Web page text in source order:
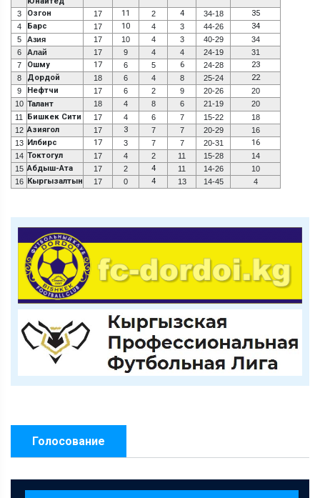
3 Озгон 17 11 2 4 34-18 35
4 Барс 17 10 4 3 44-26 34
5 Азия 17 10 4 3 40-29
34
6
Алай 17 9 4 4 24-19
31
7
Ошму 17 6 5 6 24-28 23
8 Дордой 18 6 4 8 25-24 22
9 Нефтчи 17 6 2 9 20-26
20
10 Талант 18 4 8 6 21-19
20
11
Бишкек Сити 17 4 6 7 15-22
18
12 Азиягол 17 3 7 7 20-29
16
13 Илбирс 17 3 7 7 20-31 16
14 Токтогул 17 4 2 11 15-28
14
15 Абдыш-Ата 17 2 4 11 14-26
10
16 Кыргызалтын 17 0 4 13 14-45 4
Голосование